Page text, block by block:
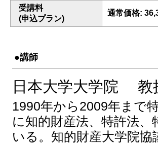
受講料
(申込プラン)
通常価格:
●講師
日本大学大学院 教
1990年から2009年まで
に知的財産法、特許法
いる。知的財産大学院